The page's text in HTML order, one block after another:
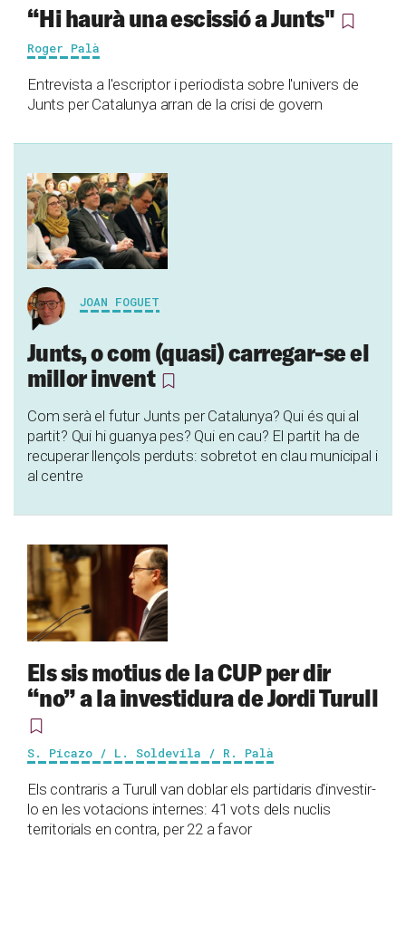
“Hi haurà una escissió a Junts"
Roger Palà
Entrevista a l'escriptor i periodista sobre l'univers de
Junts per Catalunya arran de la crisi de govern
JOAN FOGUET
Junts, o com (quasi) carregar-se el
millor invent
Com serà el futur Junts per Catalunya? Qui és qui al
partit? Qui hi guanya pes? Qui en cau? El partit ha de
recuperar llençols perduts: sobretot en clau municipal i
al centre
Els sis motius de la CUP per dir
“no” a la investidura de Jordi Turull
S. Picazo / L. Soldevila / R. Palà
Els contraris a Turull van doblar els partidaris d'investir-
lo en les votacions internes: 41 vots dels nuclis
territorials en contra, per 22 a favor